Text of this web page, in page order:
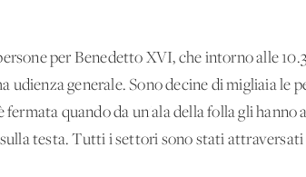
per Benedetto XVI, che intorno alle
generale. Sono decine di migliaia le
quando da un'ala della folla gli hanno
testa. Tutti i settori sono stati